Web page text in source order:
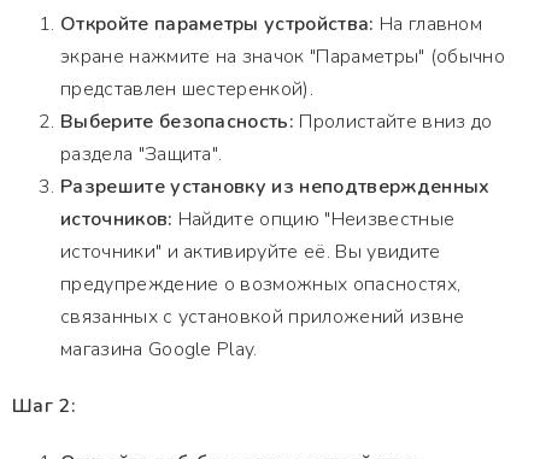
Откройте параметры устройства: На главном
экране нажмите на значок "Параметры" (обычно
представлен шестеренкой).
Выберите безопасность: Пролистайте вниз до
раздела "Защита".
Разрешите установку из неподтвержденных
источников: Найдите опцию "Неизвестные
источники" и активируйте её. Вы увидите
предупреждение о возможных опасностях,
связанных с установкой приложений извне
магазина Google Play.
Шаг 2: